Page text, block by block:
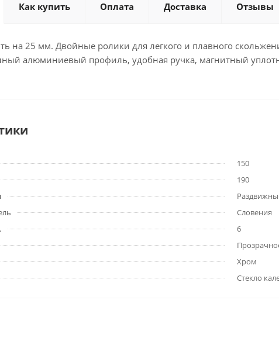
Как купить Оплата Доставка Отзывы
на 25 мм. Двойные ролики для легкого и плавного
алюминиевый профиль, удобная ручка, магнитный
150
190
Словения
6
Хром
Стекло